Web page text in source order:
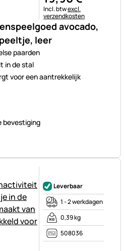
avocado,
leer
paarden
in de stal
voor een aantrekkelijk
bevestiging
Belastinginformatie:
Incl. btwexcl.
verzendkosten
Leverbaar
1 - 2 werkdagen
0,39 kg
508036